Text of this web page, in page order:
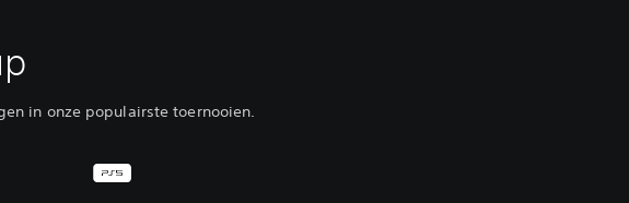
in onze populairste toernooien.‎